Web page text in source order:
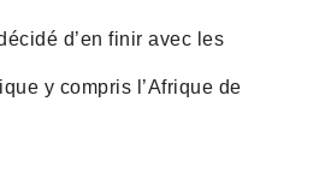
d’en finir avec les
y compris l’Afrique de